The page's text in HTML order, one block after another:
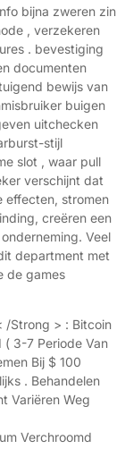
bijna zweren zin
, verzekeren
. bevestiging
documenten
bewijs van
buigen
uitchecken
stijl
slot , waar pull
verschijnt dat
effecten, stromen
creëren een
Veel
department met
de games
/Strong > : Bitcoin
( 3-7 Periode Van
Bij $ 100
. Behandelen
Variëren Weg
Verchroomd